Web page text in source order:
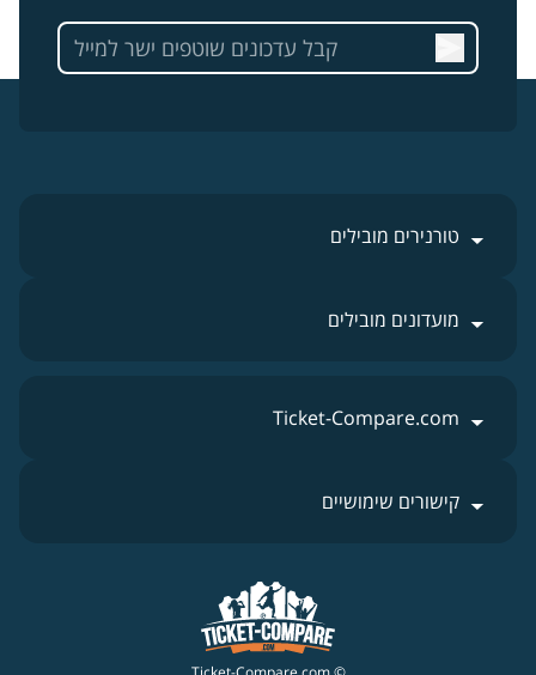
טורנירים מובילים
מועדונים מובילים
Ticket-Compare.com
קישורים שימושיים